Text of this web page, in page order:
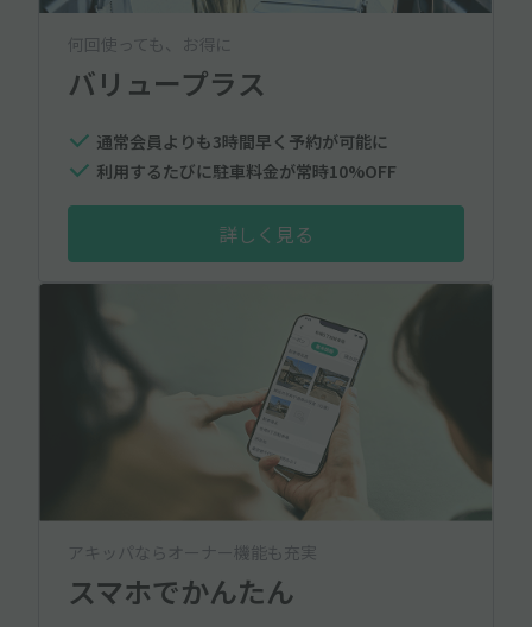
何回使っても、お得に
バリュープラス
通常会員よりも3時間早く予約が可能に
利用するたびに駐車料金が常時10%OFF
詳しく見る
アキッパならオーナー機能も充実
スマホでかんたん